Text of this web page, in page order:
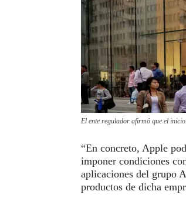
El ente regulador afirmó que el
“En concreto, Apple
imponer condiciones
aplicaciones del grupo
productos de dicha